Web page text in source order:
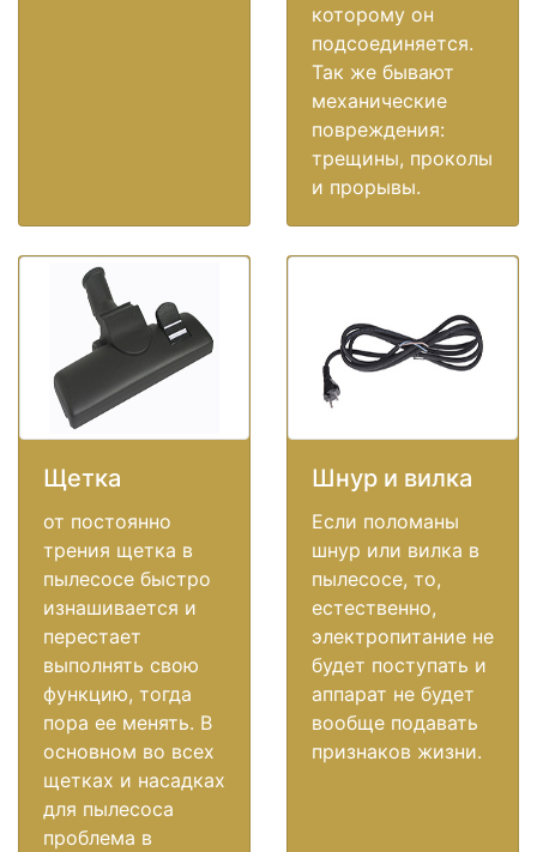
которому он
подсоединяется.
Так же бывают
механические
повреждения:
трещины, проколы
и прорывы.
Щетка
от постоянно
трения щетка в
пылесосе быстро
изнашивается и
перестает
выполнять свою
функцию, тогда
пора ее менять. В
основном во всех
щетках и насадках
для пылесоса
проблема в
Шнур и вилка
Если поломаны
шнур или вилка в
пылесосе, то,
естественно,
электропитание не
будет поступать и
аппарат не будет
вообще подавать
признаков жизни.